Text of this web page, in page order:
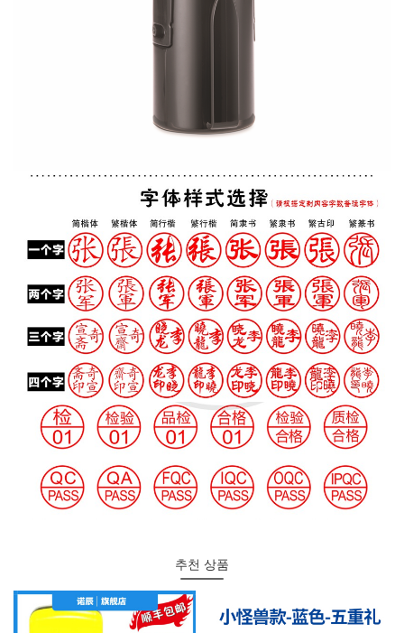
추천 상품